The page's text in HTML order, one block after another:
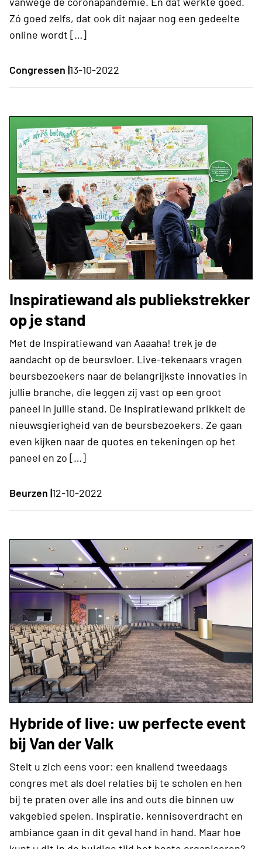
Zó goed zelfs, dat ook dit najaar nog een gedeelte
online wordt […]
Congressen |13-10-2022
Inspiratiewand als publiekstrekker
op je stand
Met de Inspiratiewand van Aaaaha! trek je de
aandacht op de beursvloer. Live-tekenaars vragen
beursbezoekers naar de belangrijkste innovaties in
jullie branche, die leggen zij vast op een groot
paneel in jullie stand. De Inspiratiewand prikkelt de
nieuwsgierigheid van de beursbezoekers. Ze gaan
even kijken naar de quotes en tekeningen op het
paneel en zo […]
Beurzen |12-10-2022
Hybride of live: uw perfecte event
bij Van der Valk
Stelt u zich eens voor: een knallend tweedaags
congres met als doel relaties bij te scholen en hen
bij te praten over alle ins and outs die binnen uw
vakgebied spelen. Inspiratie, kennisoverdracht en
ambiance gaan in dit geval hand in hand. Maar hoe